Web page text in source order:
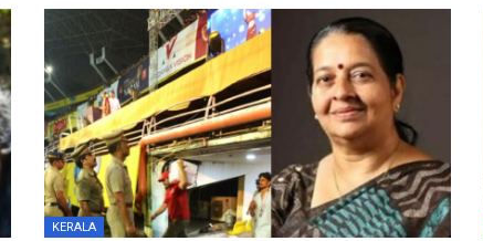
KERALA